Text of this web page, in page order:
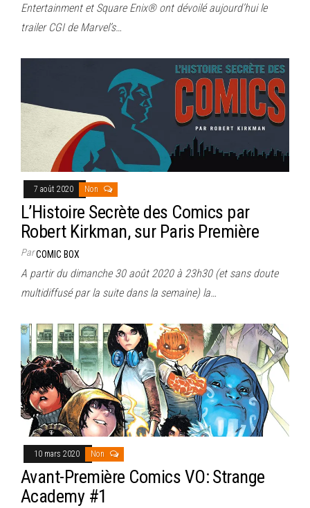
Entertainment et Square Enix® ont dévoilé aujourd’hui le
trailer CGI de Marvel’s…
7 août 2020 Non
L’Histoire Secrète des Comics par
Robert Kirkman, sur Paris Première
ParCOMIC BOX
A partir du dimanche 30 août 2020 à 23h30 (et sans doute
multidiffusé par la suite dans la semaine) la…
10 mars 2020 Non
Avant-Première Comics VO: Strange
Academy #1